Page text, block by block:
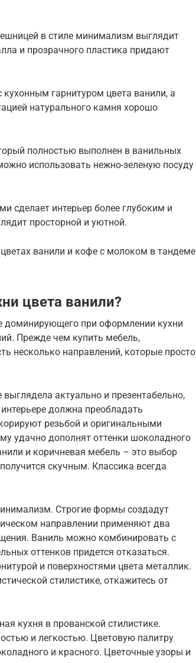
в стиле минимализм выглядит
и прозрачного пластика придают
гарнитуром цвета ванили, а
натурального камня хорошо
полностью выполнен в ванильных
использовать нежно-зеленую посуду
сделает интерьер более глубоким и
просторной и уютной.
ванили и кофе с молоком в тандеме
цвета ванили?
доминирующего при оформлении кухни
Прежде чем купить мебель,
несколько направлений, которые просто
актуально и презентабельно,
должна преобладать
резьбой и оригинальными
удачно дополнят оттенки шоколадного
и коричневая мебель – это выбор
скучным. Классика всегда
Строгие формы создадут
направлении применяют два
Ваниль можно комбинировать с
оттенков придется отказаться.
и поверхностями цвета металлик.
стилистике, откажитесь от
кухня в прованской стилистике.
и легкостью. Цветовую палитру
и красного. Цветочные узоры и